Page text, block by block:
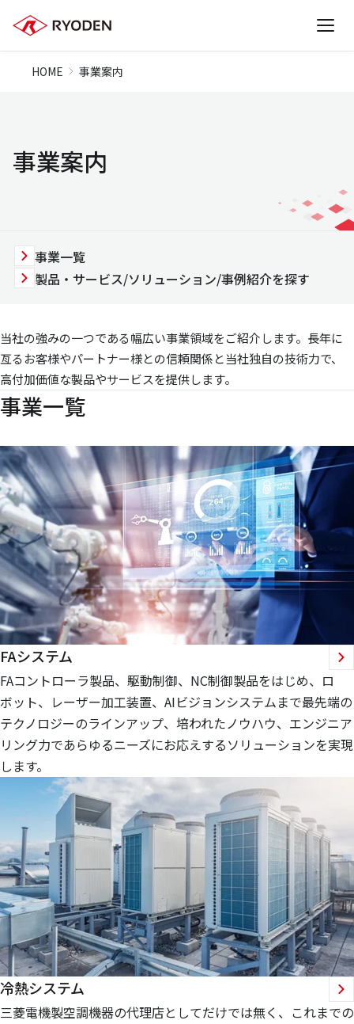
HOME 事業案内
事業案内
事業一覧
製品・サービス/ソリューション/事例紹介を探す
当社の強みの一つである幅広い事業領域をご紹介します。長年に
亙るお客様やパートナー様との信頼関係と当社独自の技術力で、
高付加価値な製品やサービスを提供します。
事業一覧
FAシステム
FAコントローラ製品、駆動制御、NC制御製品をはじめ、ロ
ボット、レーザー加工装置、AIビジョンシステムまで最先端の
テクノロジーのラインアップ、培われたノウハウ、エンジニア
リング力であらゆるニーズにお応えするソリューションを実現
します。
冷熱システム
三菱電機製空調機器の代理店としてだけでは無く、これまでの